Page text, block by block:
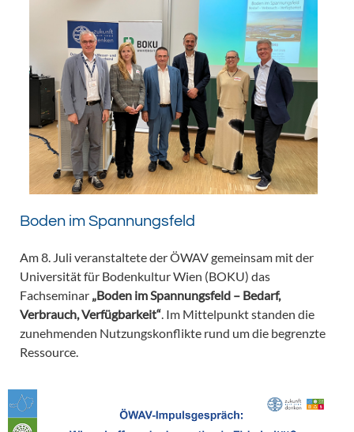
Boden im Spannungsfeld
Am 8. Juli veranstaltete der ÖWAV gemeinsam mit der
Universität für Bodenkultur Wien (BOKU) das
Fachseminar „Boden im Spannungsfeld – Bedarf,
Verbrauch, Verfügbarkeit“ . Im Mittelpunkt standen die
zunehmenden Nutzungskonflikte rund um die begrenzte
Ressource.